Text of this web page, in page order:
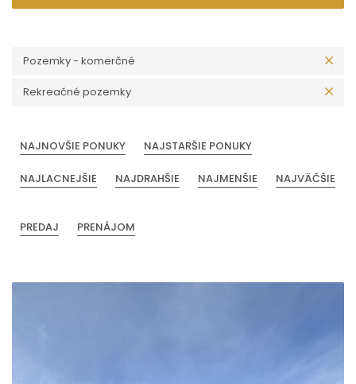
Pozemky - komerčné
Rekreačné pozemky
NAJNOVŠIE PONUKY NAJSTARŠIE PONUKY
NAJLACNEJŠIE NAJDRAHŠIE NAJMENŠIE NAJVÄČŠIE
PREDAJ PRENÁJOM